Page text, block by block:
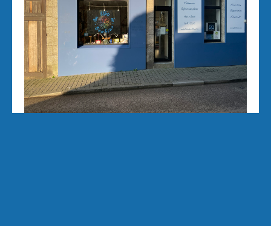
Aux Effets du Bonheur Laetitia Pertriaux 3 rue
de la Tour 29870 Lannilis 06/43/34/20/40
auxeffetsdubonheur@kmel.bzh